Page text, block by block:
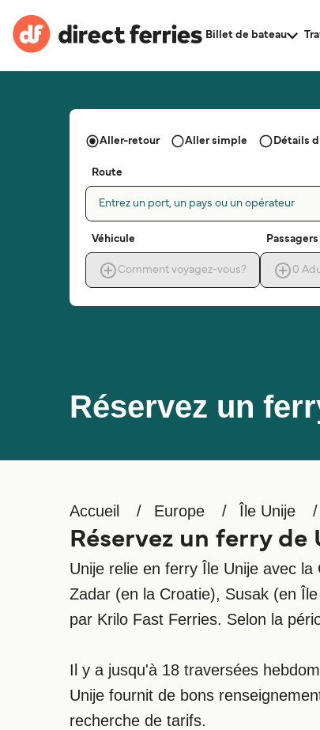
Billet de bateau
Réservez un
Aller-retour Aller simple Détails
Route
Entrez un port, un pays ou un opérateur
Véhicule
Comment voyagez-vous?
Passagers
0
Accueil Europe Île Unije
Réservez un ferry de
Unije relie en ferry Île Unije avec
Zadar (en la Croatie), Susak (en
par Krilo Fast Ferries. Selon la
Il y a jusqu'à 18 traversées
Unije fournit de bons
recherche de tarifs.